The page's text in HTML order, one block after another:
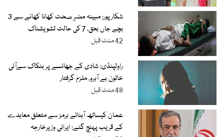
شکارپور: مبینہ مضرِ صحت کھانا کھانے سے 3
بچے جاں بحق، 7 کی حالت تشویشناک
42 منٹ قبل
راولپنڈی: شادی کے جھانسے پر بنکاک سےآئی
خاتون بے آبرو، ملزم گرفتار
48 منٹ قبل
عمان کیساتھ آبنائے ہرمز سے متعلق معاہدے
کے قریب پہنچ گئے: ایرانی وزیرخارجہ